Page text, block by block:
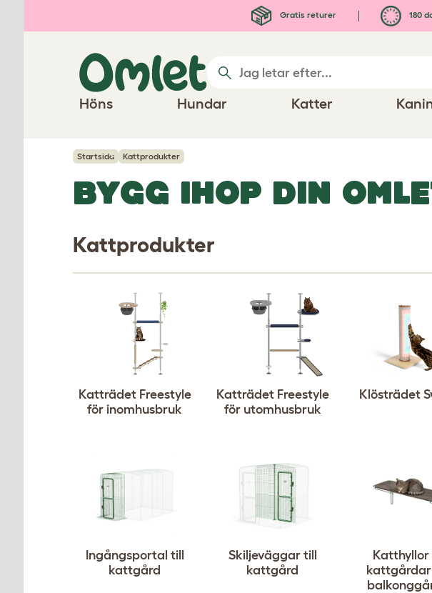
Gratis returer 180
Höns Hundar Katter
Startsida Kattprodukter
BYGG IHOP DIN
Kattprodukter
Katträdet Freestyle
för inomhusbruk
Katträdet Freestyle
för utomhusbruk
Klösträdet
Ingångsportal till
kattgård
Skiljeväggar till
kattgård